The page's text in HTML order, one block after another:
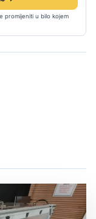
promijeniti u bilo kojem